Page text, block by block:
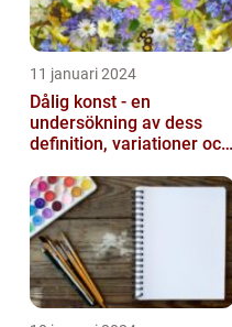
11 januari 2024
Dålig konst - en
undersökning av dess
definition, variationer och